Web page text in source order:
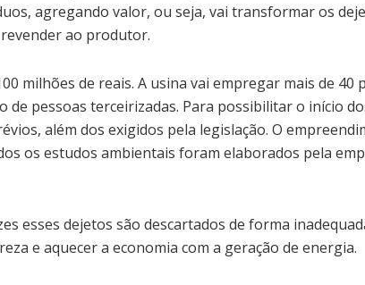
agregando valor, ou seja, vai transformar os
ao produtor.
milhões de reais. A usina vai empregar mais de 40
de pessoas terceirizadas. Para possibilitar o início
além dos exigidos pela legislação. O
os estudos ambientais foram elaborados pela
esses dejetos são descartados de forma
e aquecer a economia com a geração de energia.